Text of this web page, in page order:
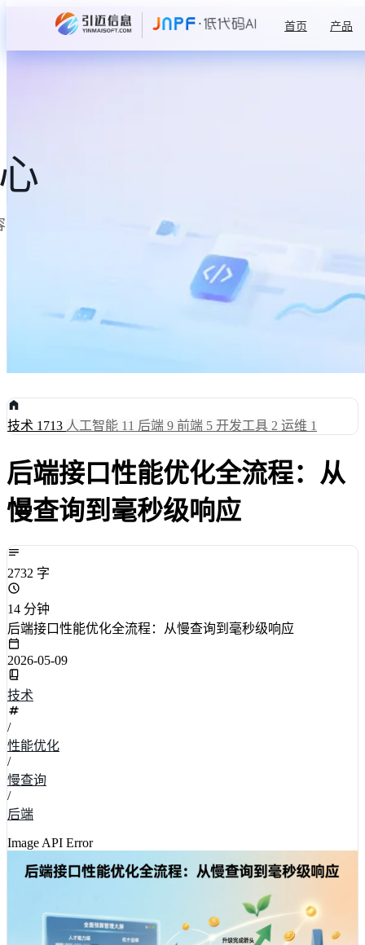
首页 产品
技术 1713 人工智能 11 后端 9 前端 5 开发工具 2 运维 1
后端接口性能优化全流程：从
慢查询到毫秒级响应
2732 字
14 分钟
后端接口性能优化全流程：从慢查询到毫秒级响应
2026-05-09
技术
/
性能优化
/
慢查询
/
后端
Image API Error